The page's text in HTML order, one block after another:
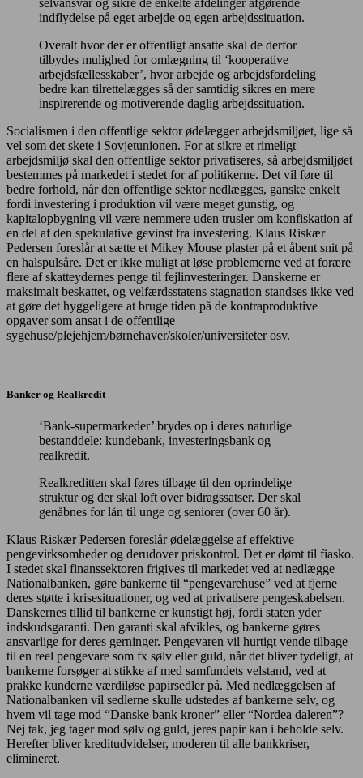
indflydelse på eget arbejde og egen arbejdssituation.
Overalt hvor der er offentligt ansatte skal de derfor
tilbydes mulighed for omlægning til ‘kooperative
arbejdsfællesskaber’, hvor arbejde og arbejdsfordeling
bedre kan tilrettelægges så der samtidig sikres en mere
inspirerende og motiverende daglig arbejdssituation.
Socialismen i den offentlige sektor ødelægger arbejdsmiljøet, lige så
vel som det skete i Sovjetunionen. For at sikre et rimeligt
arbejdsmiljø skal den offentlige sektor privatiseres, så arbejdsmiljøet
bestemmes på markedet i stedet for af politikerne. Det vil føre til
bedre forhold, når den offentlige sektor nedlægges, ganske enkelt
fordi investering i produktion vil være meget gunstig, og
kapitalopbygning vil være nemmere uden trusler om konfiskation af
en del af den spekulative gevinst fra investering. Klaus Riskær
Pedersen foreslår at sætte et Mikey Mouse plaster på et åbent snit på
en halspulsåre. Det er ikke muligt at løse problemerne ved at forære
flere af skatteydernes penge til fejlinvesteringer. Danskerne er
maksimalt beskattet, og velfærdsstatens stagnation standses ikke ved
at gøre det hyggeligere at bruge tiden på de kontraproduktive
opgaver som ansat i de offentlige
sygehuse/plejehjem/børnehaver/skoler/universiteter osv.
Banker og Realkredit
‘Bank-supermarkeder’ brydes op i deres naturlige
bestanddele: kundebank, investeringsbank og
realkredit.
Realkreditten skal føres tilbage til den oprindelige
struktur og der skal loft over bidragssatser. Der skal
genåbnes for lån til unge og seniorer (over 60 år).
Klaus Riskær Pedersen foreslår ødelæggelse af effektive
pengevirksomheder og derudover priskontrol. Det er dømt til fiasko.
I stedet skal finanssektoren frigives til markedet ved at nedlægge
Nationalbanken, gøre bankerne til “pengevarehuse” ved at fjerne
deres støtte i krisesituationer, og ved at privatisere pengeskabelsen.
Danskernes tillid til bankerne er kunstigt høj, fordi staten yder
indskudsgaranti. Den garanti skal afvikles, og bankerne gøres
ansvarlige for deres gerninger. Pengevaren vil hurtigt vende tilbage
til en reel pengevare som fx sølv eller guld, når det bliver tydeligt, at
bankerne forsøger at stikke af med samfundets velstand, ved at
prakke kunderne værdiløse papirsedler på. Med nedlæggelsen af
Nationalbanken vil sedlerne skulle udstedes af bankerne selv, og
hvem vil tage mod “Danske bank kroner” eller “Nordea daleren”?
Nej tak, jeg tager mod sølv og guld, jeres papir kan i beholde selv.
Herefter bliver kreditudvidelser, moderen til alle bankkriser,
elimineret.